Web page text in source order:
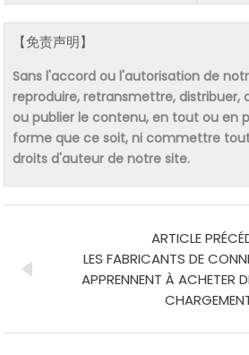
【免责声明】
Sans l'accord ou l'autorisation de
reproduire, retransmettre, distribuer,
ou publier le contenu, en tout ou en
forme que ce soit, ni commettre
droits d'auteur de notre site.
ARTICLE
LES FABRICANTS DE
APPRENNENT À ACHETER